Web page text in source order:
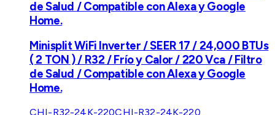
de Salud / Compatible con Alexa y Google
Home.
Minisplit WiFi Inverter / SEER 17 / 24,000 BTUs
( 2 TON ) / R32 / Frío y Calor / 220 Vca / Filtro
de Salud / Compatible con Alexa y Google
Home.
CHI-R32-24K-220CHI-R32-24K-220